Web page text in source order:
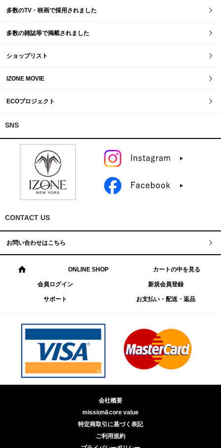
多数のTV・映画で採用されました
多数の雑誌等で掲載されました
ショップリスト
IZONE MOVIE
ECOプロジェクト
SNS
CONTACT US
お問い合わせはこちら
ONLINE SHOP カートの中を見る
会員ログイン 新規会員登録
サポート お支払い・配送・返品
会社概要
mission&core value
特定商取引に基づく表記
ご利用規約